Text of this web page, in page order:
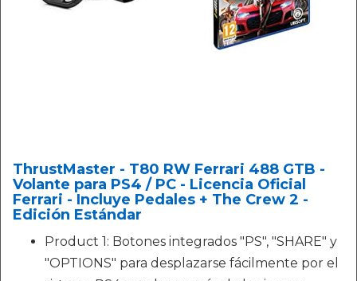
ThrustMaster - T80 RW Ferrari 488 GTB -
Volante para PS4 / PC - Licencia Oficial
Ferrari - Incluye Pedales + The Crew 2 -
Edición Estándar
Product 1: Botones integrados "PS", "SHARE" y
"OPTIONS" para desplazarse fácilmente por el